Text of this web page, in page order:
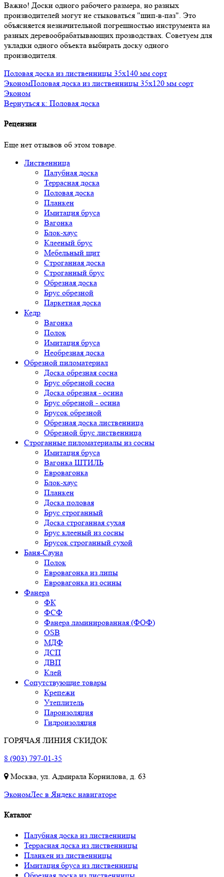
Важно! Доски одного рабочего размера, но разных
производителей могут не стыковаться "шип-в-паз". Это
объясняется незначительной погрешностью инструмента на
разных деревообрабатывающих прозводствах. Советуем для
укладки одного объекта выбирать доску одного
производителя.
Половая доска из лиственницы 35x140 мм сорт
ЭкономПоловая доска из лиственницы 35x120 мм сорт
Эконом
Вернуться к: Половая доска
Рецензии
Еще нет отзывов об этом товаре.
Лиственница
Палубная доска
Террасная доска
Половая доска
Планкен
Имитация бруса
Вагонка
Блок-хаус
Клееный брус
Мебельный щит
Строганная доска
Строганный брус
Обрезная доска
Брус обрезной
Паркетная доска
Кедр
Вагонка
Полок
Имитация бруса
Необрезная доска
Обрезной пиломатериал
Доска обрезная сосна
Брус обрезной сосна
Доска обрезная - осина
Брус обрезной - осина
Брусок обрезной
Обрезная доска лиственница
Обрезной брус лиственница
Строганные пиломатериалы из сосны
Имитация бруса
Вагонка ШТИЛЬ
Евровагонка
Блок-хаус
Планкен
Доска половая
Брус строганный
Доска строганная сухая
Брус клееный из сосны
Брусок строганный сухой
Баня-Сауна
Полок
Евровагонка из липы
Евровагонка из осины
Фанера
ФК
ФСФ
Фанера ламинированная (ФОФ)
OSB
МДФ
ДСП
ДВП
Клей
Сопутствующие товары
Крепежи
Утеплитель
Пароизоляция
Гидроизоляция
ГОРЯЧАЯ ЛИНИЯ СКИДОК
8 (903) 797-01-35
Москва, ул. Адмирала Корнилова, д. 63
ЭкономЛес в Яндекс навигаторе
Каталог
Палубная доска из лиственницы
Террасная доска из лиственницы
Планкен из лиственницы
Имитация бруса из лиственницы